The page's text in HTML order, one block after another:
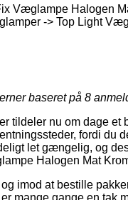
Væglampe Halogen
-> Top Light
baseret på 8
tildeler nu om dage et
fordi du
let gængelig, og
Halogen Mat
imod at bestille
mange gange en tak